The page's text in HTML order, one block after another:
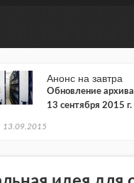
Анонс на завтра
Обновление архива
13 сентября 2015 г.
13.09.2015